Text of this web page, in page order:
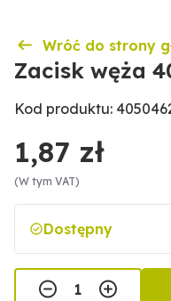
Wróć do strony
Zacisk węża
Kod produktu:
1,87 zł
(W tym VAT)
Dostępny